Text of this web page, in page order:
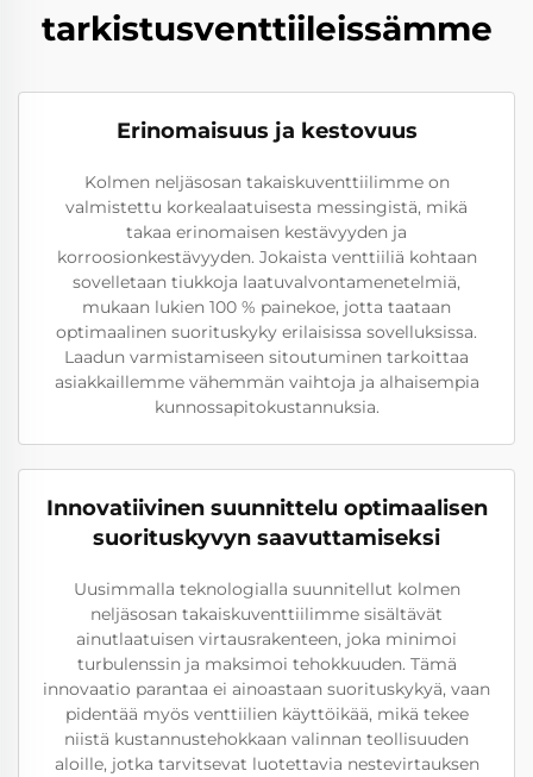
tarkistusventtiileissämme
Erinomaisuus ja kestovuus
Kolmen neljäsosan takaiskuventtiilimme on
valmistettu korkealaatuisesta messingistä, mikä
takaa erinomaisen kestävyyden ja
korroosionkestävyyden. Jokaista venttiiliä kohtaan
sovelletaan tiukkoja laatuvalvontamenetelmiä,
mukaan lukien 100 % painekoe, jotta taataan
optimaalinen suorituskyky erilaisissa sovelluksissa.
Laadun varmistamiseen sitoutuminen tarkoittaa
asiakkaillemme vähemmän vaihtoja ja alhaisempia
kunnossapitokustannuksia.
Innovatiivinen suunnittelu optimaalisen
suorituskyvyn saavuttamiseksi
Uusimmalla teknologialla suunnitellut kolmen
neljäsosan takaiskuventtiilimme sisältävät
ainutlaatuisen virtausrakenteen, joka minimoi
turbulenssin ja maksimoi tehokkuuden. Tämä
innovaatio parantaa ei ainoastaan suorituskykyä, vaan
pidentää myös venttiilien käyttöikää, mikä tekee
niistä kustannustehokkaan valinnan teollisuuden
aloille, jotka tarvitsevat luotettavia nestevirtauksen